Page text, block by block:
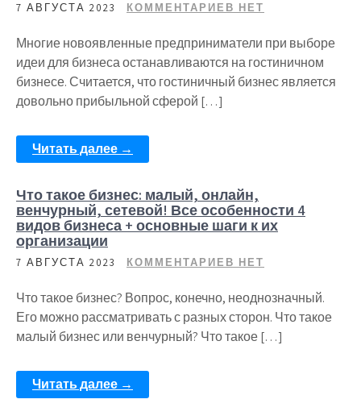
7 АВГУСТА 2023 КОММЕНТАРИЕВ НЕТ
Многие новоявленные предприниматели при выборе
идеи для бизнеса останавливаются на гостиничном
бизнесе. Считается, что гостиничный бизнес является
довольно прибыльной сферой […]
Читать далее →
Что такое бизнес: малый, онлайн,
венчурный, сетевой! Все особенности 4
видов бизнеса + основные шаги к их
организации
7 АВГУСТА 2023 КОММЕНТАРИЕВ НЕТ
Что такое бизнес? Вопрос, конечно, неоднозначный.
Его можно рассматривать с разных сторон. Что такое
малый бизнес или венчурный? Что такое […]
Читать далее →